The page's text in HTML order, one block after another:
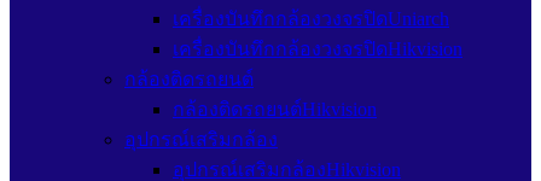
เครื่องบันทึกกล้องวงจรปิดUniarch
เครื่องบันทึกกล้องวงจรปิดHikvision
กล้องติดรถยนต์
กล้องติดรถยนต์Hikvision
อุปกรณ์เสริมกล้อง
อุปกรณ์เสริมกล้องHikvision